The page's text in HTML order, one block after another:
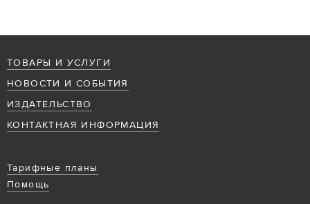
ТОВАРЫ И УСЛУГИ
НОВОСТИ И СОБЫТИЯ
ИЗДАТЕЛЬСТВО
КОНТАКТНАЯ ИНФОРМАЦИЯ
Тарифные планы
Помощь